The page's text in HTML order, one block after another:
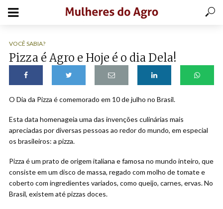
VOCÊ SABIA?
Pizza é Agro e Hoje é o dia Dela!
O Dia da Pizza é comemorado em 10 de julho no Brasil.
Esta data homenageia uma das invenções culinárias mais
apreciadas por diversas pessoas ao redor do mundo, em especial
os brasileiros: a pizza.
Pizza é um prato de origem italiana e famosa no mundo inteiro, que
consiste em um disco de massa, regado com molho de tomate e
coberto com ingredientes variados, como queijo, carnes, ervas. No
Brasil, existem até pizzas doces.